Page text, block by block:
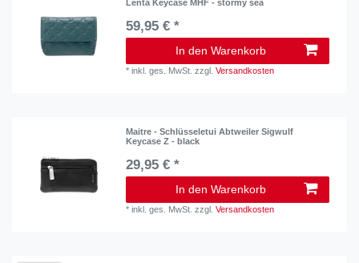
Lenta Keycase MHF - stormy sea
59,95 € *
In den Warenkorb
*inkl. ges. MwSt. zzgl.Versandkosten
Maitre - Schlüsseletui Abtweiler Sigwulf
Keycase Z - black
29,95 € *
In den Warenkorb
*inkl. ges. MwSt. zzgl.Versandkosten